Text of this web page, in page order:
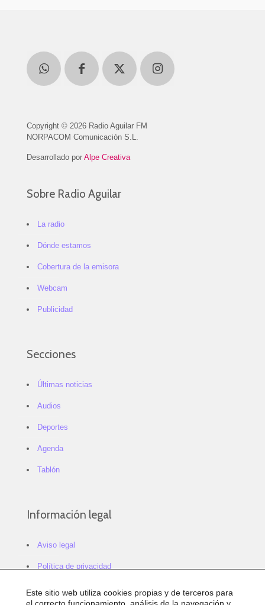
Copyright © 2026 Radio Aguilar FM
NORPACOM Comunicación S.L.
Desarrollado por Alpe Creativa
Sobre Radio Aguilar
La radio
Dónde estamos
Cobertura de la emisora
Webcam
Publicidad
Secciones
Últimas noticias
Audios
Deportes
Agenda
Tablón
Información legal
Aviso legal
Política de privacidad
Política de cookies
Este sitio web utiliza cookies propias y de terceros para